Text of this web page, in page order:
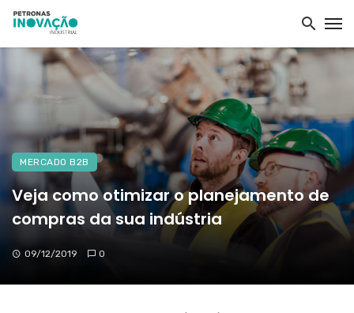
MERCADO B2B
Veja como otimizar o planejamento de
compras da sua indústria
09/12/2019 0